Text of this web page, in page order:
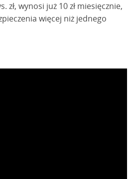
zł, wynosi już 10 zł miesięcznie,
więcej niż jednego